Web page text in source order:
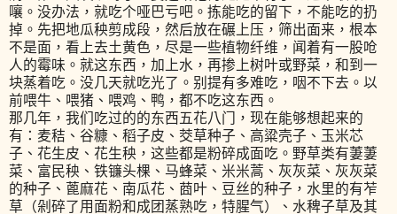
嚷。没办法，就吃个哑巴亏吧。拣能吃的留下，不能吃的扔
掉。先把地瓜秧剪成段，然后放在碾上压，筛出面来，根本
不是面，看上去土黄色，尽是一些植物纤维，闻着有一股呛
人的霉味。就这东西，加上水，再掺上树叶或野菜，和到一
块蒸着吃。没几天就吃光了。别提有多难吃，咽不下去。以
前喂牛、喂猪、喂鸡、鸭，都不吃这东西。
那几年，我们吃过的的东西五花八门，现在能够想起来的
有：麦秸、谷糠、稻子皮、茭草种子、高粱壳子、玉米芯
子、花生皮、花生秧，这些都是粉碎成面吃。野草类有萋萋
菜、富民秧、铁镰头棵、马蜂菜、米米蒿、灰灰菜、灰灰菜
的种子、蓖麻花、南瓜花、莔叶、豆丝的种子，水里的有苲
草（剁碎了用面粉和成团蒸熟吃，特腥气）、水稗子草及其